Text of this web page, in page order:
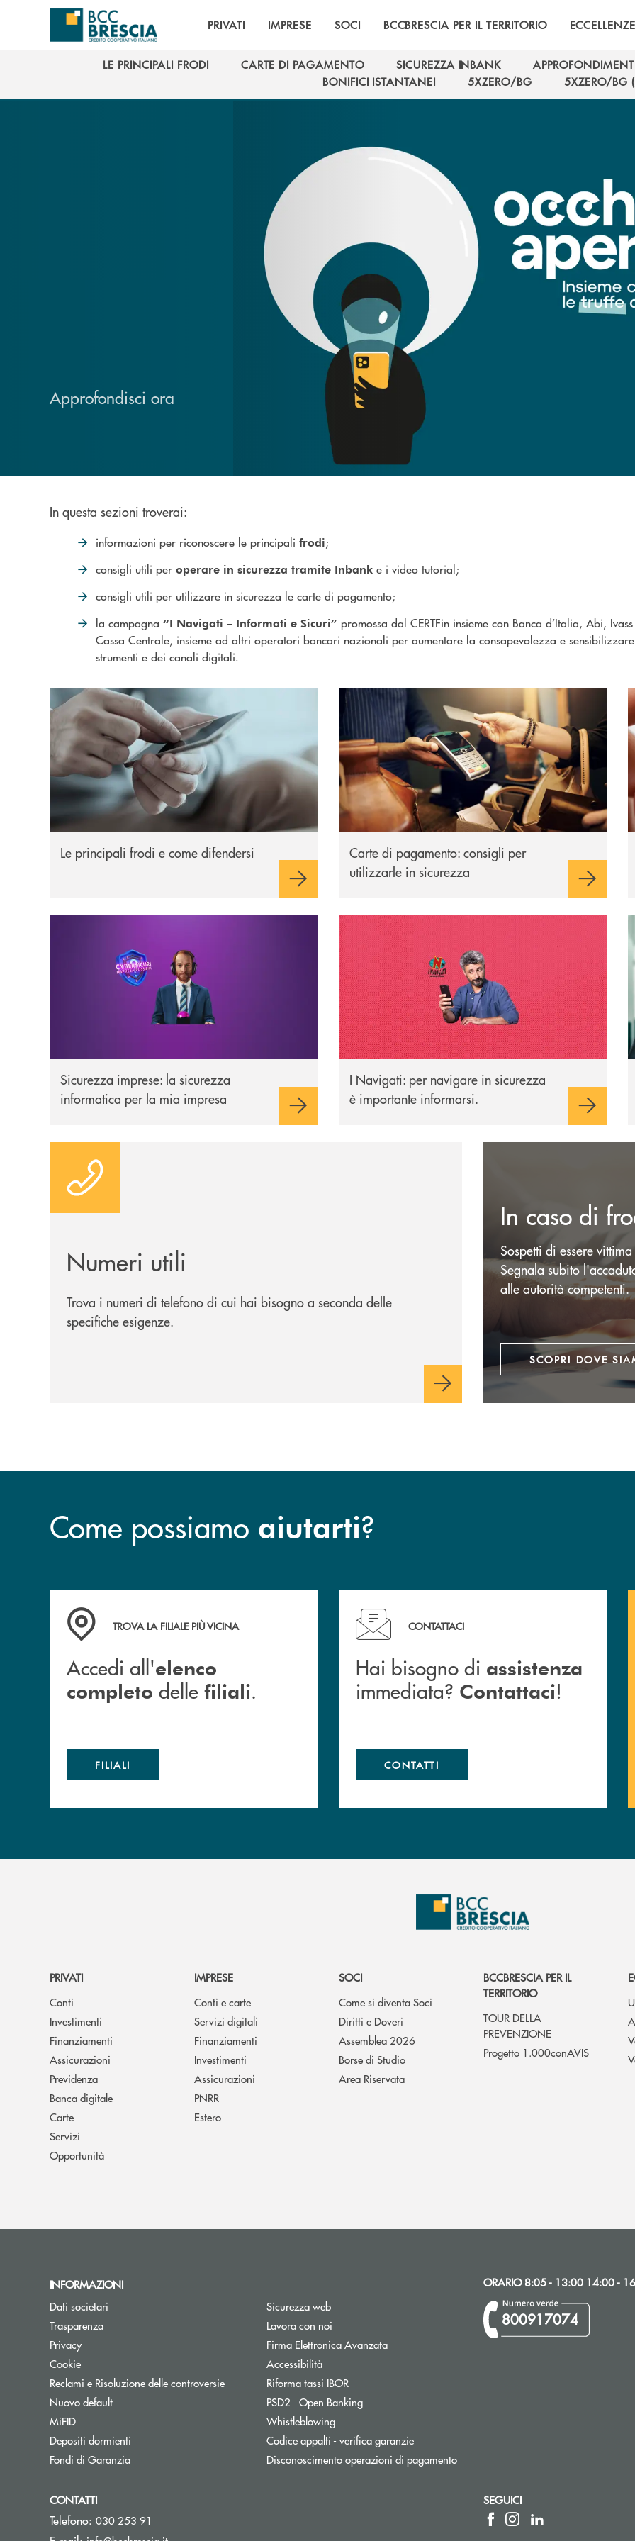
Salta al contenuto principale
PRIVATI IMPRESE SOCI BCCBRESCIA PER IL TERRITORIO
LE PRINCIPALI FRODI
CARTE DI PAGAMENTO
CARTE DI PAGAMENTO
SICUREZZA INBANK
SICUREZZA INBANK
BONIFICI ISTANTANEI
BONIFICI ISTANTANEI
5XZERO/BG
5XZERO/BG
5XZERO/BG
5XZERO/BG
Approfondisci ora
In questa sezioni troverai:
informazioni per riconoscere le principali frodi;
consigli utili per operare in sicurezza tramite Inbank e i video tutorial;
consigli utili per utilizzare in sicurezza le carte di pagamento;
la campagna “I Navigati – Informati e Sicuri” promossa dal CERTFin insieme con Banca d’Italia, Abi,
Cassa Centrale, insieme ad altri operatori bancari nazionali per aumentare la consapevolezza e
strumenti e dei canali digitali.
Le principali frodi
Le principali frodi e come difendersi
Carte di pagamento
Carte di pagamento: consigli per
utilizzarle in sicurezza
Sicurezza imprese: la sicurezza
informatica per la mia impresa
I Navigati
I Navigati: per navigare in sicurezza
è importante informarsi.
Numeri utili
Trova i numeri di telefono di cui hai bisogno a seconda delle
specifiche esigenze.
In caso di
Sospetti di essere
Segnala subito
alle autorità competenti.
SCOPRI DOVE
Come possiamo aiutarti?
Accedi all' elenco completo delle filiali .
TROVA LA FILIALE PIÙ VICINA
Accedi all'elenco
completo delle filiali.
FILIALI
Hai bisogno di assistenza immediata? Contattaci !
CONTATTACI
Hai bisogno di assistenza
immediata? Contattaci!
CONTATTI
PRIVATI
Conti
Investimenti
Finanziamenti
Assicurazioni
Previdenza
Banca digitale
Carte
Servizi
Opportunità
IMPRESE
Conti e carte
Servizi digitali
Finanziamenti
Investimenti
Assicurazioni
PNRR
Estero
SOCI
Come si diventa Soci
Diritti e Doveri
Assemblea 2026
Borse di Studio
Area Riservata
BCCBRESCIA PER IL
TERRITORIO
TOUR DELLA
PREVENZIONE
Progetto 1.000conAVIS
INFORMAZIONI
Dati societari
Trasparenza
Privacy
Cookie
Reclami e Risoluzione delle controversie
Nuovo default
MiFID
Depositi dormienti
Fondi di Garanzia
Sicurezza web
Lavora con noi
Firma Elettronica Avanzata
Accessibilità
Riforma tassi IBORApre una nuova finestra
PSD2 - Open Banking
Whistleblowing
Codice appalti - verifica garanzie
Disconoscimento operazioni di pagamento
ORARIO 8:05 - 13:00 14:00 -
800917074
CONTATTI
Telefono: 030 253 91
SEGUICI